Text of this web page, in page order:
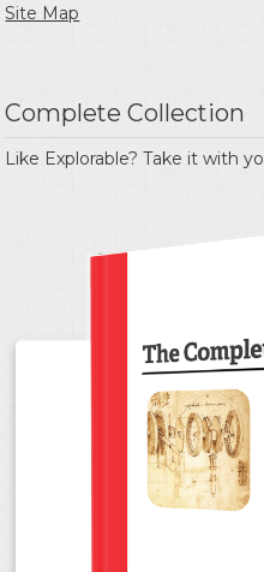
Site Map
Complete Collection
Like Explorable? Take it with